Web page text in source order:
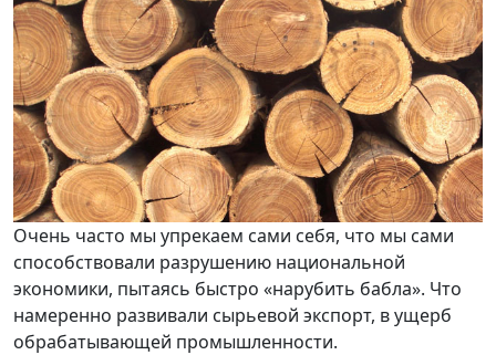
Очень часто мы упрекаем сами себя, что мы сами
способствовали разрушению национальной
экономики, пытаясь быстро «нарубить бабла». Что
намеренно развивали сырьевой экспорт, в ущерб
обрабатывающей промышленности.